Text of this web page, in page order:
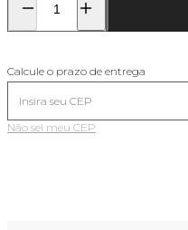
Calcule o prazo de entrega
Não sei meu CEP